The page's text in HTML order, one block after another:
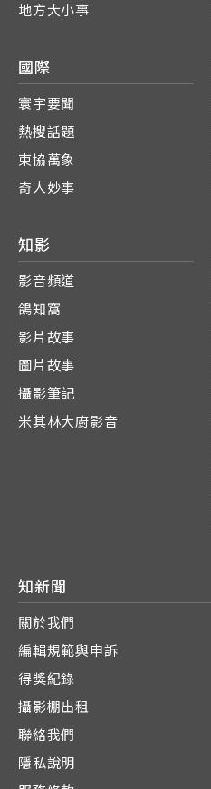
地方大小事
國際
寰宇要聞
熱搜話題
東協萬象
奇人妙事
知影
影音頻道
鴿知窩
影片故事
圖片故事
攝影筆記
米其林大廚影音
知新聞
關於我們
編輯規範與申訴
得獎紀錄
攝影棚出租
聯絡我們
隱私說明